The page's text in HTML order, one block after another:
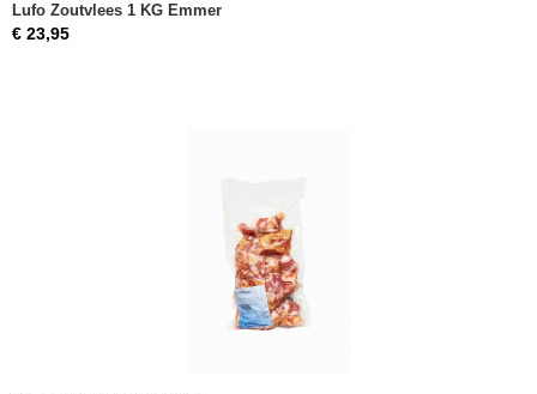
Lufo Zoutvlees 1 KG Emmer
€ 23,95